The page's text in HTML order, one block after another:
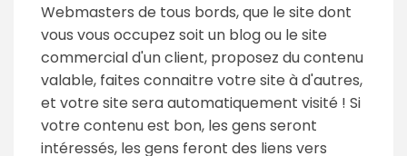
Webmasters de tous bords, que le site dont
vous vous occupez soit un blog ou le site
commercial d'un client, proposez du contenu
valable, faites connaitre votre site à d'autres,
et votre site sera automatiquement visité ! Si
votre contenu est bon, les gens seront
intéressés, les gens feront des liens vers